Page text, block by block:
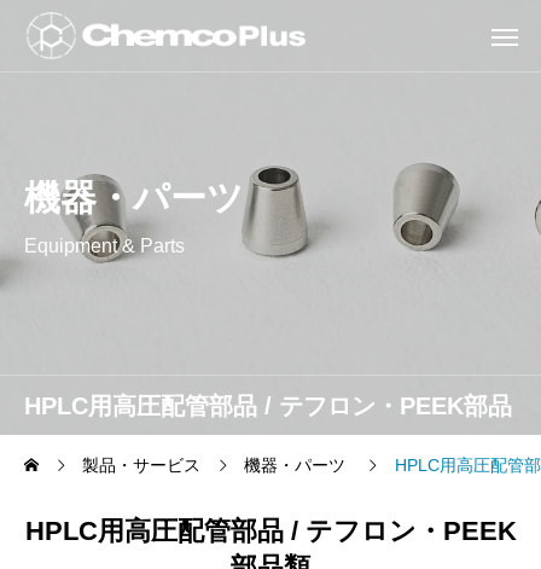
HPLC用高圧配管部品 / テフロン・PEEK部品
類
機器・パーツ
Equipment & Parts
製品・サービス 機器・パーツ HPLC用高圧配管
HPLC用高圧配管部品 / テフロン・PEEK